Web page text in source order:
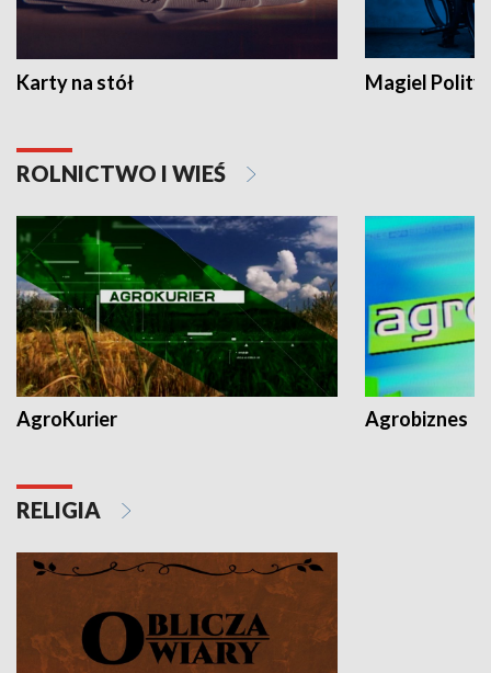
Karty na stół Magiel
ROLNICTWO I WIEŚ
AgroKurier Agrobiznes
RELIGIA